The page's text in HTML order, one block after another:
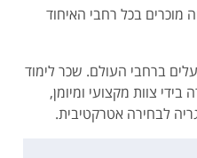
מוכרים בכל רחבי האיחוד
ברחבי העולם. שכר לימוד
צוות מקצועי ומיומן,
לבחירה אטרקטיבית.